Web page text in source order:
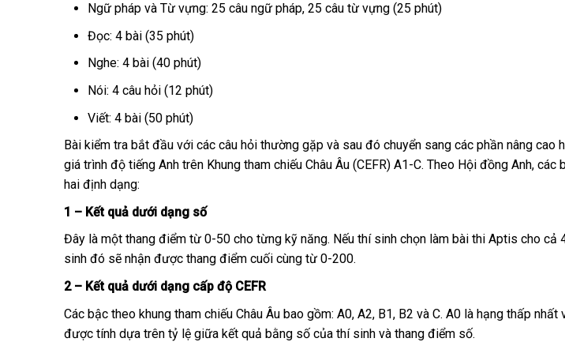
Ngữ pháp và Từ vựng: 25 câu ngữ pháp, 25 câu từ vựng (25 phút)
Đọc: 4 bài (35 phút)
Nghe: 4 bài (40 phút)
Nói: 4 câu hỏi (12 phút)
Viết: 4 bài (50 phút)
Bài kiểm tra bắt đầu với các câu hỏi thường gặp và sau đó chuyển sang các phần nâng cao
giá trình độ tiếng Anh trên Khung tham chiếu Châu Âu (CEFR) A1-C. Theo Hội đồng Anh,
hai định dạng:
1 – Kết quả dưới dạng số
Đây là một thang điểm từ 0-50 cho từng kỹ năng. Nếu thí sinh chọn làm bài thi Aptis cho cả
sinh đó sẽ nhận được thang điểm cuối cùng từ 0-200.
2 – Kết quả dưới dạng cấp độ CEFR
Các bậc theo khung tham chiếu Châu Âu bao gồm: A0, A2, B1, B2 và C. A0 là hạng thấp nhất
được tính dựa trên tỷ lệ giữa kết quả bằng số của thí sinh và thang điểm số.